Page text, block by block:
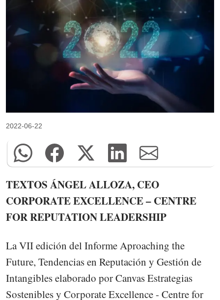
2022-06-22
TEXTOS ÁNGEL ALLOZA, CEO
CORPORATE EXCELLENCE – CENTRE
FOR REPUTATION LEADERSHIP
La VII edición del Informe Aproaching the
Future, Tendencias en Reputación y Gestión de
Intangibles elaborado por Canvas Estrategias
Sostenibles y Corporate Excellence - Centre for